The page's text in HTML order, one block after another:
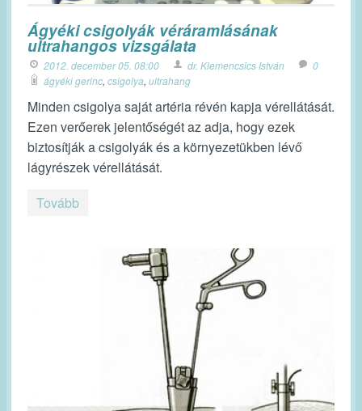
Ágyéki csigolyák véráramlásának
ultrahangos vizsgálata
2012. december 05. 08:00 dr. Klemencsics István
0
ágyéki gerinc, csigolya, ultrahang
Minden csigolya saját artéria révén kapja vérellátását.
Ezen verőerek jelentőségét az adja, hogy ezek
biztosítják a csigolyák és a környezetükben lévő
lágyrészek vérellátását.
Tovább